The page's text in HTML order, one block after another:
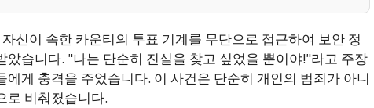
신이 속한 카운티의 투표 기계를 무단으로 접근하여 보안 정
았습니다. "나는 단순히 진실을 찾고 싶었을 뿐이야!"라고 주장
게 충격을 주었습니다. 이 사건은 단순히 개인의 범죄가 아니
로 비춰졌습니다.